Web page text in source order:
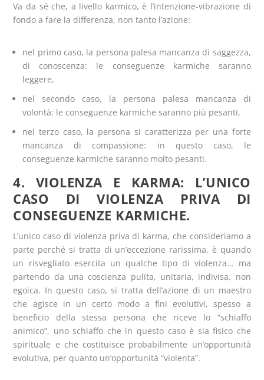
Va da sé che, a livello karmico, è l’intenzione-vibrazione di
fondo a fare la differenza, non tanto l’azione:
nel primo caso, la persona palesa mancanza di saggezza,
di conoscenza: le conseguenze karmiche saranno
leggere,
nel secondo caso, la persona palesa mancanza di
volontà: le conseguenze karmiche saranno più pesanti,
nel terzo caso, la persona si caratterizza per una forte
mancanza di compassione: in questo caso, le
conseguenze karmiche saranno molto pesanti.
4. VIOLENZA E KARMA: L’UNICO
CASO DI VIOLENZA PRIVA DI
CONSEGUENZE KARMICHE.
L’unico caso di violenza priva di karma, che consideriamo a
parte perché si tratta di un’eccezione rarissima, è quando
un risvegliato esercita un qualche tipo di violenza… ma
partendo da una coscienza pulita, unitaria, indivisa, non
egoica. In questo caso, si tratta dell’azione di un maestro
che agisce in un certo modo a fini evolutivi, spesso a
beneficio della stessa persona che riceve lo “schiaffo
animico”, uno schiaffo che in questo caso è sia fisico che
spirituale e che costituisce probabilmente un’opportunità
evolutiva, per quanto un’opportunità “violenta”.